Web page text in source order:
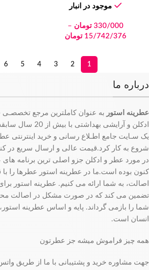
موجود در انبار
330/000 تومان –
15/742/376 تومان
1
2
3
4
5
6
درباره ما
عطرینه استور به عنوان کاملترین مرجع تخصصـی
ادکلن و آرایشی
یک سـایت جامع اطـلاع رسانی و خرید اینترنتی
شروع به کار کرد.قیمت عالی و ارسال سریع در
در مورد عطر و ادکلن جزو اصلی ترین برنامه های
کنون بوده است.ما در عطرینه استور عطرها را
اصالت، به شما ارائه می کنیم. عطرینه استور
تضمین می کند که در صورت مشکل در اصالت
شما را بازمی گرداند. پایه و اساس عطرینه
انسان است.
همه چیز فراموش میشه جز عطرتون
جهت مشاوره خرید و پشتیبانی با ما از طریق